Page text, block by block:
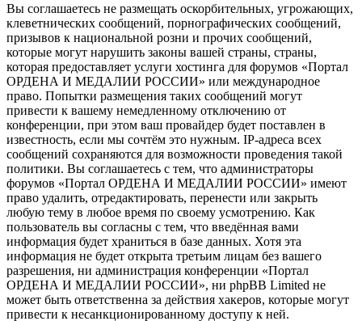
Вы соглашаетесь не размещать оскорбительных, угрожающих,
клеветнических сообщений, порнографических сообщений,
призывов к национальной розни и прочих сообщений,
которые могут нарушить законы вашей страны, страны,
которая предоставляет услуги хостинга для форумов «Портал
ОРДЕНА И МЕДАЛИИ РОССИИ» или международное
право. Попытки размещения таких сообщений могут
привести к вашему немедленному отключению от
конференции, при этом ваш провайдер будет поставлен в
известность, если мы сочтём это нужным. IP-адреса всех
сообщений сохраняются для возможности проведения такой
политики. Вы соглашаетесь с тем, что администраторы
форумов «Портал ОРДЕНА И МЕДАЛИИ РОССИИ» имеют
право удалить, отредактировать, перенести или закрыть
любую тему в любое время по своему усмотрению. Как
пользователь вы согласны с тем, что введённая вами
информация будет храниться в базе данных. Хотя эта
информация не будет открыта третьим лицам без вашего
разрешения, ни администрация конференции «Портал
ОРДЕНА И МЕДАЛИИ РОССИИ», ни phpBB Limited не
может быть ответственна за действия хакеров, которые могут
привести к несанкционированному доступу к ней.